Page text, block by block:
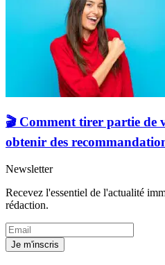
🎬 Comment tirer partie de
obtenir des
Newsletter
Recevez l'essentiel de l'actualité
rédaction.
Je m'inscris